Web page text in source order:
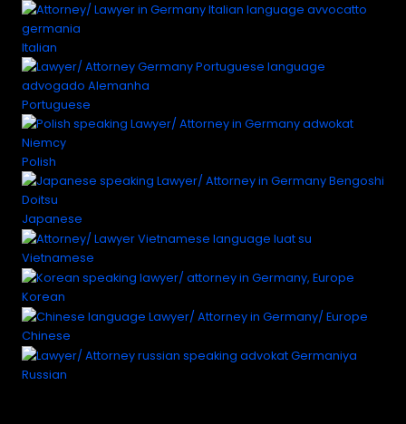
Italian
Portuguese
Polish
Japanese
Vietnamese
Korean
Chinese
Russian